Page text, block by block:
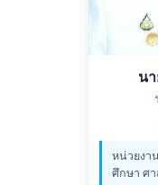
น
หน่วยงา
ศึกษา ศ